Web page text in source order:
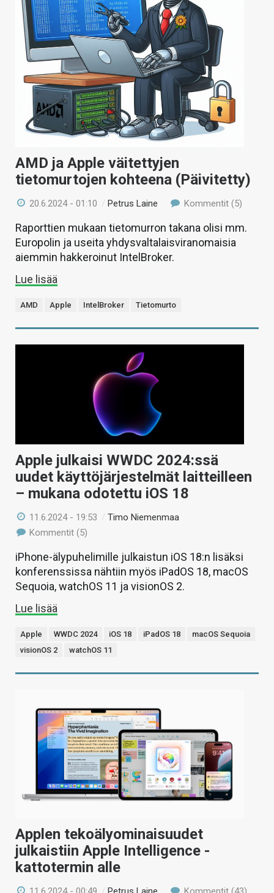
AMD ja Apple väitettyjen
tietomurtojen kohteena (Päivitetty)
20.6.2024 - 01:10 /Petrus Laine Kommentit (5)
Raporttien mukaan tietomurron takana olisi mm.
Europolin ja useita yhdysvaltalaisviranomaisia
aiemmin hakkeroinut IntelBroker.
Lue lisää
AMD Apple IntelBroker Tietomurto
Apple julkaisi WWDC 2024:ssä
uudet käyttöjärjestelmät laitteilleen
– mukana odotettu iOS 18
11.6.2024 - 19:53 /Timo Niemenmaa
Kommentit (5)
iPhone-älypuhelimille julkaistun iOS 18:n lisäksi
konferenssissa nähtiin myös iPadOS 18, macOS
Sequoia, watchOS 11 ja visionOS 2.
Lue lisää
Apple WWDC 2024 iOS 18 iPadOS 18
macOS Sequoia
visionOS 2
watchOS 11
Applen tekoälyominaisuudet
julkaistiin Apple Intelligence -
kattotermin alle